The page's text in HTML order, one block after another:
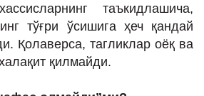
таъкидлашича,
тўғри ўсишига ҳеч қандай
Қолаверса, тагликлар оёқ ва
қилмайди.